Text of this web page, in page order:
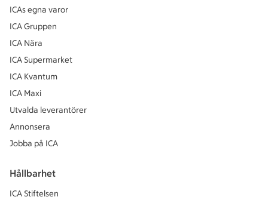
ICAs egna varor
ICA Gruppen
ICA Nära
ICA Supermarket
ICA Kvantum
ICA Maxi
Utvalda leverantörer
Annonsera
Jobba på ICA
Hållbarhet
ICA Stiftelsen